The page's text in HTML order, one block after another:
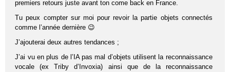
premiers retours juste avant ton come back en France.
Tu peux compter sur moi pour revoir la partie objets connectés
comme l’année dernière 😉
J’ajouterai deux autres tendances ;
J’ai vu en plus de l’IA pas mal d’objets utilisent la reconnaissance
vocale (ex Triby d’Invoxia) ainsi que de la reconnaissance